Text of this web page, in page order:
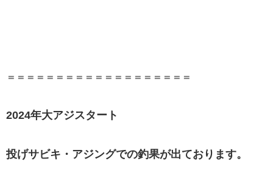
＝＝＝＝＝＝＝＝＝＝＝＝＝＝＝＝＝＝＝
2024年大アジスタート
投げサビキ・アジングでの釣果が出ております。